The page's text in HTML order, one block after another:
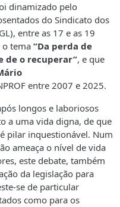
dinamizado pelo
do Sindicato dos
entre as 17 e as 19
o tema “Da perda de
de o recuperar”, e que
entre 2007 e 2025.
longos e laboriosos
a uma vida digna, de que
pilar inquestionável. Num
ameaça o nível de vida
este debate, também
da legislação para
se de particular
como para os